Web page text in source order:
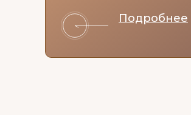
Подробнее